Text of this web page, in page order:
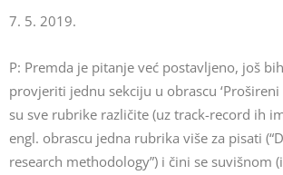
7. 5. 2019.
P: Premda je pitanje već postavljeno, još
provjeriti jednu sekciju u obrascu ‘Prošireni
su sve rubrike različite (uz track-record ih
engl. obrascu jedna rubrika više za pisati
research methodology”) i čini se suvišnom